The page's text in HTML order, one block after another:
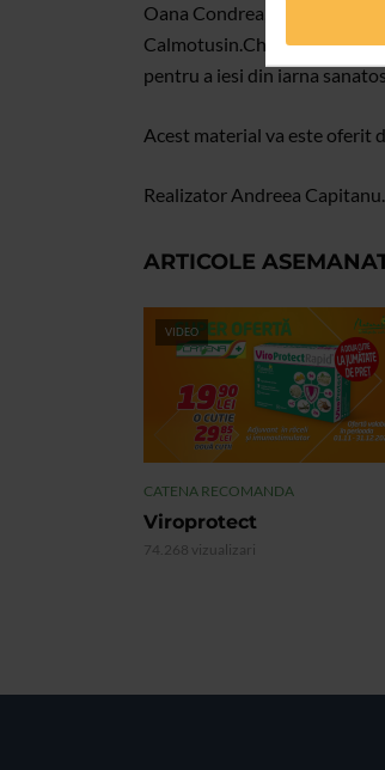
Oana Condrea, farmacist
Calmotusin.Chiar daca nu
pentru a iesi din iarna
Acest material va este oferit
Realizator Andreea Capitanu.
ARTICOLE
VIDEO
CATENA RECOMANDA
Viroprotect
74.268 vizualizari